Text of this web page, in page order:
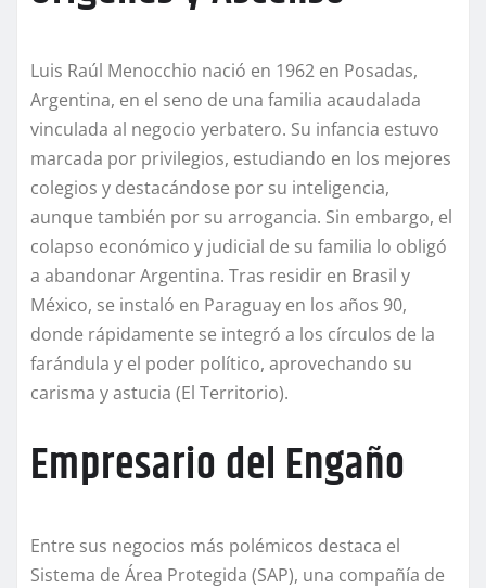
Luis Raúl Menocchio nació en 1962 en Posadas,
Argentina, en el seno de una familia acaudalada
vinculada al negocio yerbatero. Su infancia estuvo
marcada por privilegios, estudiando en los mejores
colegios y destacándose por su inteligencia,
aunque también por su arrogancia. Sin embargo, el
colapso económico y judicial de su familia lo obligó
a abandonar Argentina. Tras residir en Brasil y
México, se instaló en Paraguay en los años 90,
donde rápidamente se integró a los círculos de la
farándula y el poder político, aprovechando su
carisma y astucia (El Territorio).
Empresario del Engaño
Entre sus negocios más polémicos destaca el
Sistema de Área Protegida (SAP), una compañía de